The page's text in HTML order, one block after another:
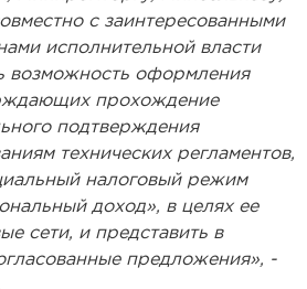
с заинтересованными
исполнительной власти
возможность оформления
прохождение
подтверждения
технических регламентов,
налоговый режим
доход», в целях ее
сети, и представить в
предложения», -